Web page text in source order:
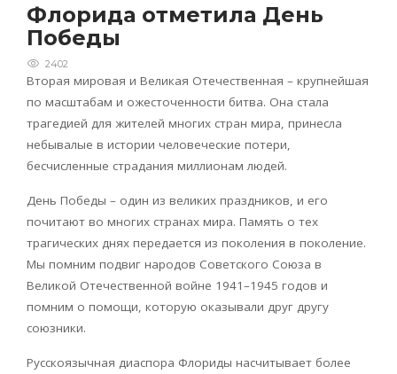
Флорида отметила День
Победы
2402
Вторая мировая и Великая Отечественная – крупнейшая
по масштабам и ожесточенности битва. Она стала
трагедией для жителей многих стран мира, принесла
небывалые в истории человеческие потери,
бесчисленные страдания миллионам людей.
День Победы – один из великих праздников, и его
почитают во многих странах мира. Память о тех
трагических днях передается из поколения в поколение.
Мы помним подвиг народов Советского Союза в
Великой Отечественной войне 1941–1945 годов и
помним о помощи, которую оказывали друг другу
союзники.
Русскоязычная диаспора Флориды насчитывает более